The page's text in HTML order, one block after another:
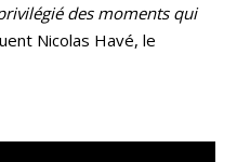
des moments qui
Nicolas Havé, le